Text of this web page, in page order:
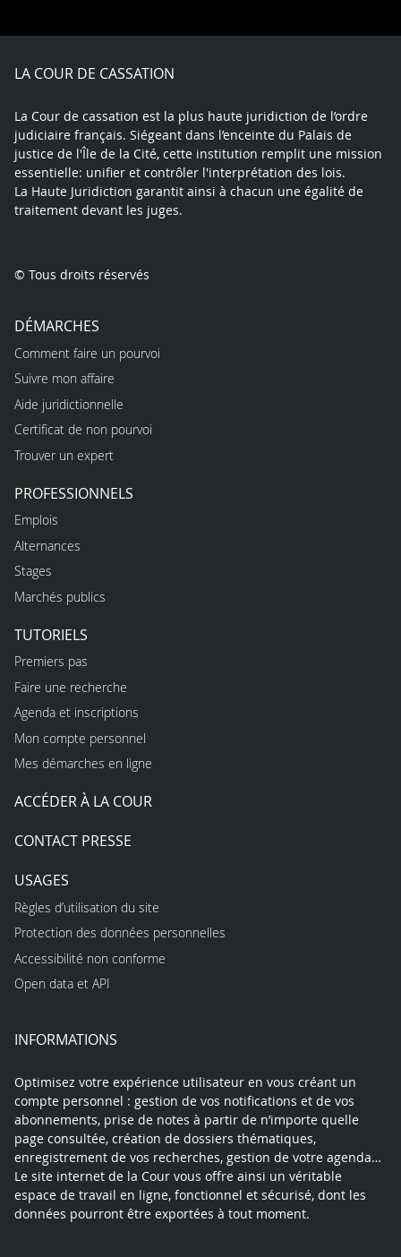
X
FacebookYoutubeLinkedInInstagram
LA COUR DE CASSATION
La Cour de cassation est la plus haute juridiction de l’ordre
judiciaire français. Siégeant dans l’enceinte du Palais de
justice de l'Île de la Cité, cette institution remplit une mission
essentielle: unifier et contrôler l'interprétation des lois.
La Haute Juridiction garantit ainsi à chacun une égalité de
traitement devant les juges.
© Tous droits réservés
DÉMARCHES
Comment faire un pourvoi
Suivre mon affaire
Aide juridictionnelle
Certificat de non pourvoi
Trouver un expert
PROFESSIONNELS
Emplois
Alternances
Stages
Marchés publics
TUTORIELS
Premiers pas
Faire une recherche
Agenda et inscriptions
Mon compte personnel
Mes démarches en ligne
ACCÉDER À LA COUR
CONTACT PRESSE
USAGES
Règles d’utilisation du site
Protection des données personnelles
Accessibilité non conforme
Open data et API
INFORMATIONS
Optimisez votre expérience utilisateur en vous créant un
compte personnel : gestion de vos notifications et de vos
abonnements, prise de notes à partir de n’importe quelle
page consultée, création de dossiers thématiques,
enregistrement de vos recherches, gestion de votre agenda…
Le site internet de la Cour vous offre ainsi un véritable
espace de travail en ligne, fonctionnel et sécurisé, dont les
données pourront être exportées à tout moment.